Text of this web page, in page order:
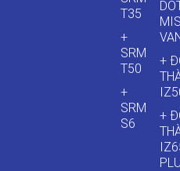
T35
+
SRM
T50
+
SRM
S6
+
+